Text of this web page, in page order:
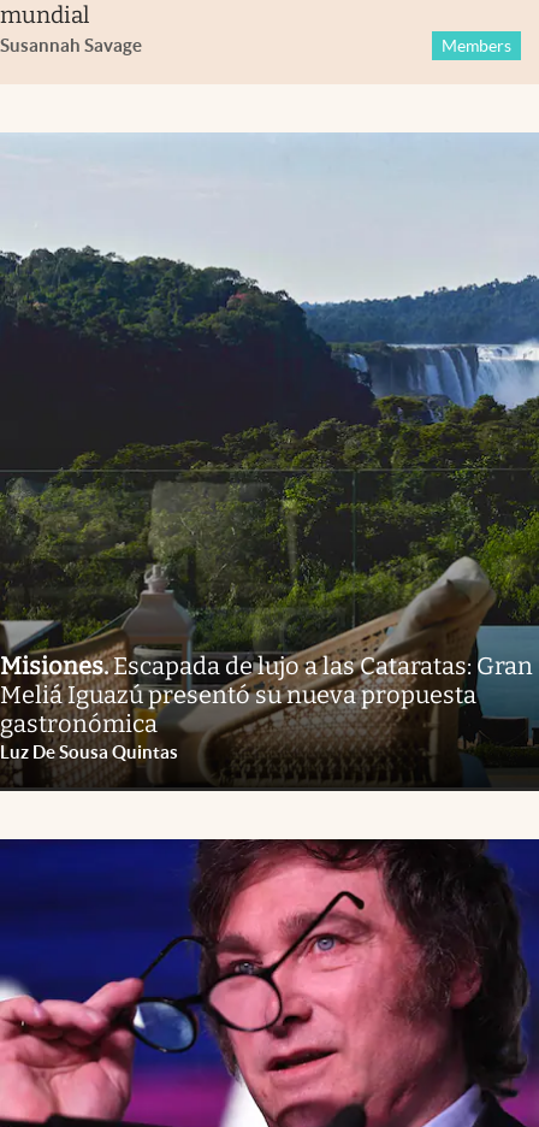
mundial
Susannah Savage Members
Misiones.Escapada de lujo a las Cataratas: Gran
Meliá Iguazú presentó su nueva propuesta
gastronómica
Luz De Sousa Quintas